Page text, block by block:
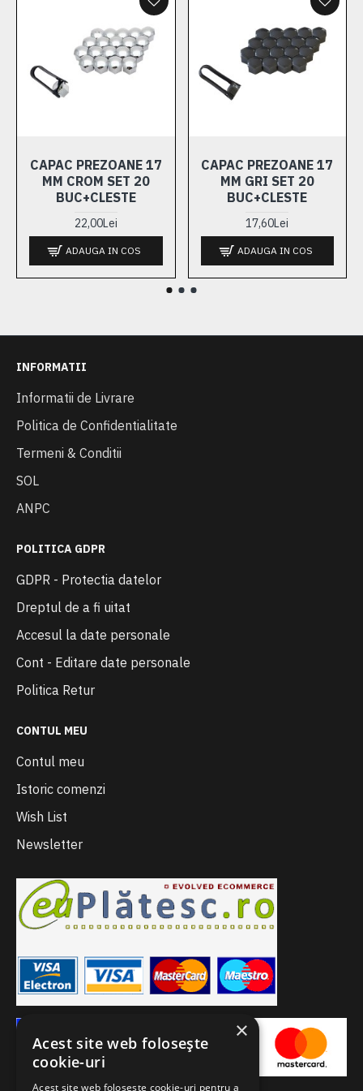
folosim un distantier de 15mm ajungem teoretic la un et
de 35mm. 3. Estetic O data ce sunt montate
distantierele, masina va obtine un look mai “agresiv”.
Daca se opteaza pentru un fitment corect, masina va
arata mult mai bine.
CAPAC PREZOANE 17
MM CROM SET 20
BUC+CLESTE
22,00Lei
ADAUGA IN COS
CAPAC PREZOANE 17
MM GRI SET 20
BUC+CLESTE
17,60Lei
ADAUGA IN COS
INFORMATII
Informatii de Livrare
Politica de Confidentialitate
Termeni & Conditii
SOL
ANPC
POLITICA GDPR
GDPR - Protectia datelor
Dreptul de a fi uitat
Accesul la date personale
Cont - Editare date personale
Politica Retur
CONTUL MEU
Contul meu
Istoric comenzi
Wish List
Newsletter
×
Acest site web folosește
cookie-uri
Acest site web folosește cookie-uri pentru a